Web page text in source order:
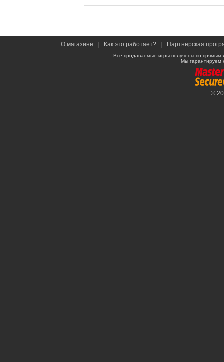
О магазине Как это работает? Партнерская
Все продаваемые игры получены по
Мы гарантируем
©